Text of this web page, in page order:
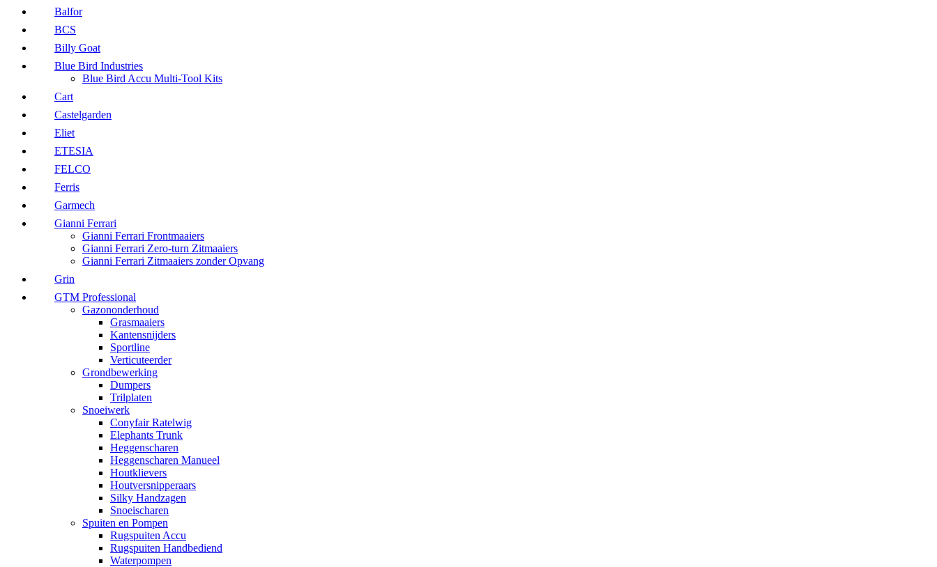
Balfor
BCS
Billy Goat
Blue Bird Industries
Blue Bird Accu Multi-Tool Kits
Cart
Castelgarden
Eliet
ETESIA
FELCO
Ferris
Garmech
Gianni Ferrari
Gianni Ferrari Frontmaaiers
Gianni Ferrari Zero-turn Zitmaaiers
Gianni Ferrari Zitmaaiers zonder Opvang
Grin
GTM Professional
Gazononderhoud
Grasmaaiers
Kantensnijders
Sportline
Verticuteerder
Grondbewerking
Dumpers
Trilplaten
Snoeiwerk
Conyfair Ratelwig
Elephants Trunk
Heggenscharen
Heggenscharen Manueel
Houtklievers
Houtversnipperaars
Silky Handzagen
Snoeischaren
Spuiten en Pompen
Rugspuiten Accu
Rugspuiten Handbediend
Waterpompen